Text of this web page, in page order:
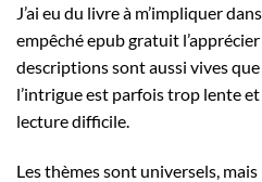
J’ai eu du livre à m’impliquer
empêché epub gratuit
descriptions sont aussi vives
l’intrigue est parfois trop lente
lecture difficile.
Les thèmes sont universels,